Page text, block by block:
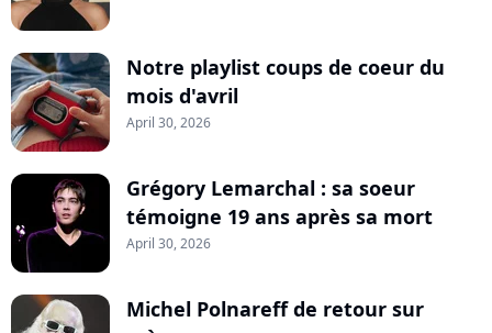
Notre playlist coups de coeur du
mois d'avril
April 30, 2026
Grégory Lemarchal : sa soeur
témoigne 19 ans après sa mort
April 30, 2026
Michel Polnareff de retour sur